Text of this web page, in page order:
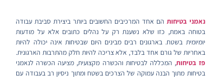
נאמני בטיחות הם אחד המרכיבים החשובים ביותר ביצירת סביבת עבודה
בטוחה באמת, כזו שלא נשענת רק על נהלים כתובים אלא על מודעות
יומיומית בשטח. בארגונים רבים מבינים היום שבטיחות אינה יכולה להיות
באחריות של גורם אחד בלבד, אלא צריכה להיות חלק מהתרבות הארגונית.
פז בטיחות, המכללה לבטיחות והכשרה מקצועית, מציעה הכשרה לנאמני
בטיחות מתוך הבנה עמוקה של הצרכים בשטח ומתוך ניסיון רב בעבודה עם